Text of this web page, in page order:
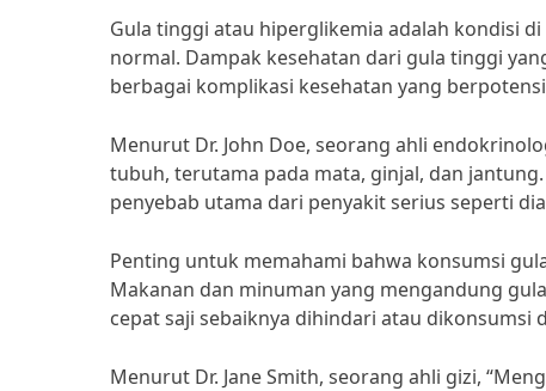
Gula tinggi atau hiperglikemia adalah kondisi
normal. Dampak kesehatan dari gula tinggi
berbagai komplikasi kesehatan yang
Menurut Dr. John Doe, seorang ahli
tubuh, terutama pada mata, ginjal, dan
penyebab utama dari penyakit serius seperti
Penting untuk memahami bahwa konsumsi
Makanan dan minuman yang mengandung
cepat saji sebaiknya dihindari atau dikonsumsi
Menurut Dr. Jane Smith, seorang ahli gizi,